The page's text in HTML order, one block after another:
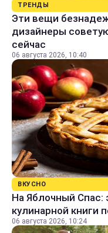
ТРЕНДЫ
Эти вещи
дизайнеры
сейчас
06 августа 2026, 10:40
ВКУСНО
На Яблочный Спас:
кулинарной книги
06 августа 2026, 10:24